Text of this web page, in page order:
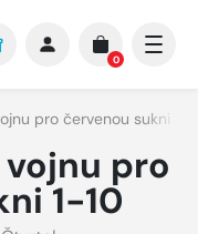
0
pro červenou sukni 1-
pro
1-10